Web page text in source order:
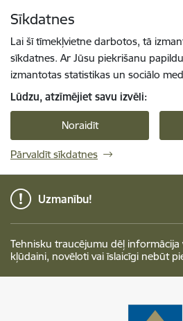
Sīkdatnes
Lai šī tīmekļvietne darbotos, tā
sīkdatnes. Ar Jūsu piekrišanu
izmantotas statistikas un sociālo
Lūdzu, atzīmējiet savu izvēli:
Noraidīt
Pārvaldīt sīkdatnes
Uzmanību!
Tehnisku traucējumu dēļ
kļūdaini, novēloti vai īslaicīgi nebūt